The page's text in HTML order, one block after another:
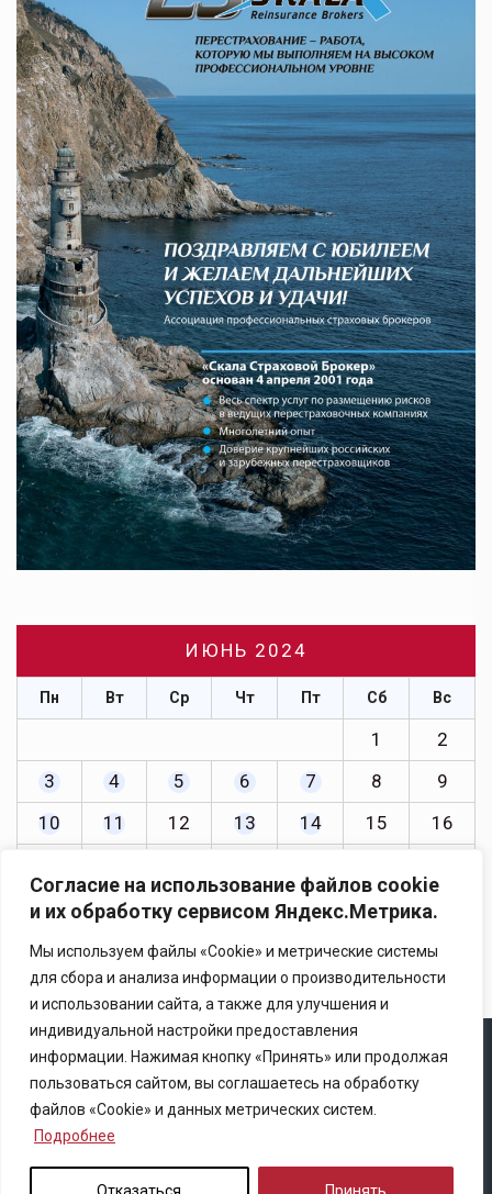
Согласие на использование файлов cookie
и их обработку сервисом Яндекс.Метрика.
Мы используем файлы «Cookie» и метрические системы
для сбора и анализа информации о производительности
и использовании сайта, а также для улучшения и
индивидуальной настройки предоставления
информации. Нажимая кнопку «Принять» или продолжая
пользоваться сайтом, вы соглашаетесь на обработку
файлов «Cookie» и данных метрических систем.
Подробнее
ИЮНЬ 2024
Пн Вт Ср Чт Пт Сб Вс
1
2
3
4 5 6 7 8
9
10
11 12 13 14 15
16
24
25 26 27 28 29
30
« Май Июл »
Copyright © 2025 Ассоциация «Некоммерческого
партнерство содействия развитию страхового рынка
«Центр страховой безопасности»
Правила републикации